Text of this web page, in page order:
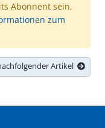
Abonnent sein,
zum
Artikel